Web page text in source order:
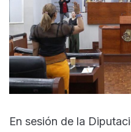
En sesión de la